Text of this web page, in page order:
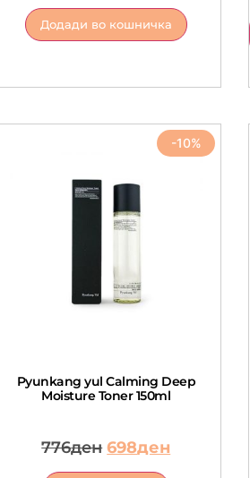
Додади во кошничка
-10%
Pyunkang yul Calming Deep
Moisture Toner 150ml
776ден 698ден